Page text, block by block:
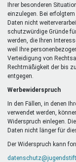
Ihrer besonderen
einzulegen. Bei
Daten nicht
schutzwürdige Gründe
werden, die Ihren
weil Ihre
Verteidigung von
Rechtmäßigkeit der bis
entgegen.
Werbewiderspruch
In den Fällen, in denen
verwendet werden,
Widerspruch einlegen.
Daten nicht länger für
Der Widerspruch kann